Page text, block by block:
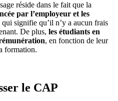
réside dans le fait que la
par l’employeur et les
qui signifie qu’il n’y a aucun frais
De plus, les étudiants en
, en fonction de leur
formation.
le CAP